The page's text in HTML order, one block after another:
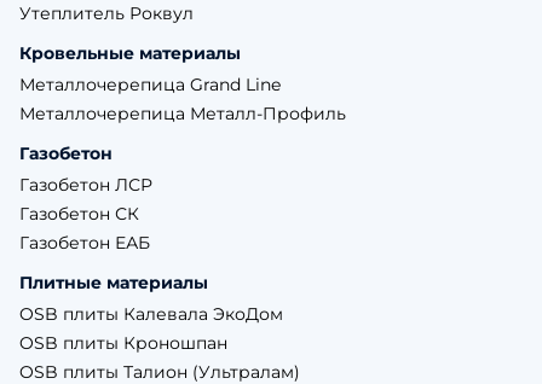
Утеплитель Роквул
Кровельные материалы
Металлочерепица Grand Line
Металлочерепица Металл-Профиль
Газобетон
Газобетон ЛСР
Газобетон СК
Газобетон ЕАБ
Плитные материалы
OSB плиты Калевала ЭкоДом
OSB плиты Кроношпан
OSB плиты Талион (Ультралам)